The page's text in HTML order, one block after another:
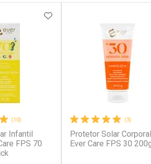
(10)
Infantil
FPS 70
ADICIONAR AOS
(3)
Protetor Solar Corporal
Ever Care FPS 30